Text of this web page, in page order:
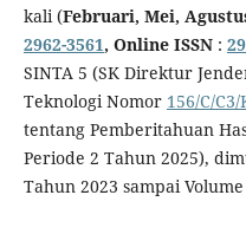
kali (Februari, Mei,
2962-3561, Online ISSN :
SINTA 5 (SK Direktur
Teknologi Nomor 156/C/
tentang Pemberitahuan
Periode 2 Tahun 2025),
Tahun 2023 sampai